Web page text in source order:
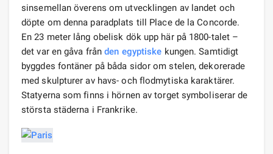
sinsemellan överens om utvecklingen av landet och
döpte om denna paradplats till Place de la Concorde.
En 23 meter lång obelisk dök upp här på 1800-talet –
det var en gåva frånden egyptiske kungen. Samtidigt
byggdes fontäner på båda sidor om stelen, dekorerade
med skulpturer av havs- och flodmytiska karaktärer.
Statyerna som finns i hörnen av torget symboliserar de
största städerna i Frankrike.